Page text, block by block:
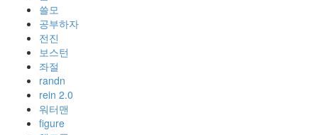
쓸모
공부하자
전진
보스턴
좌절
randn
rein 2.0
워터맨
figure